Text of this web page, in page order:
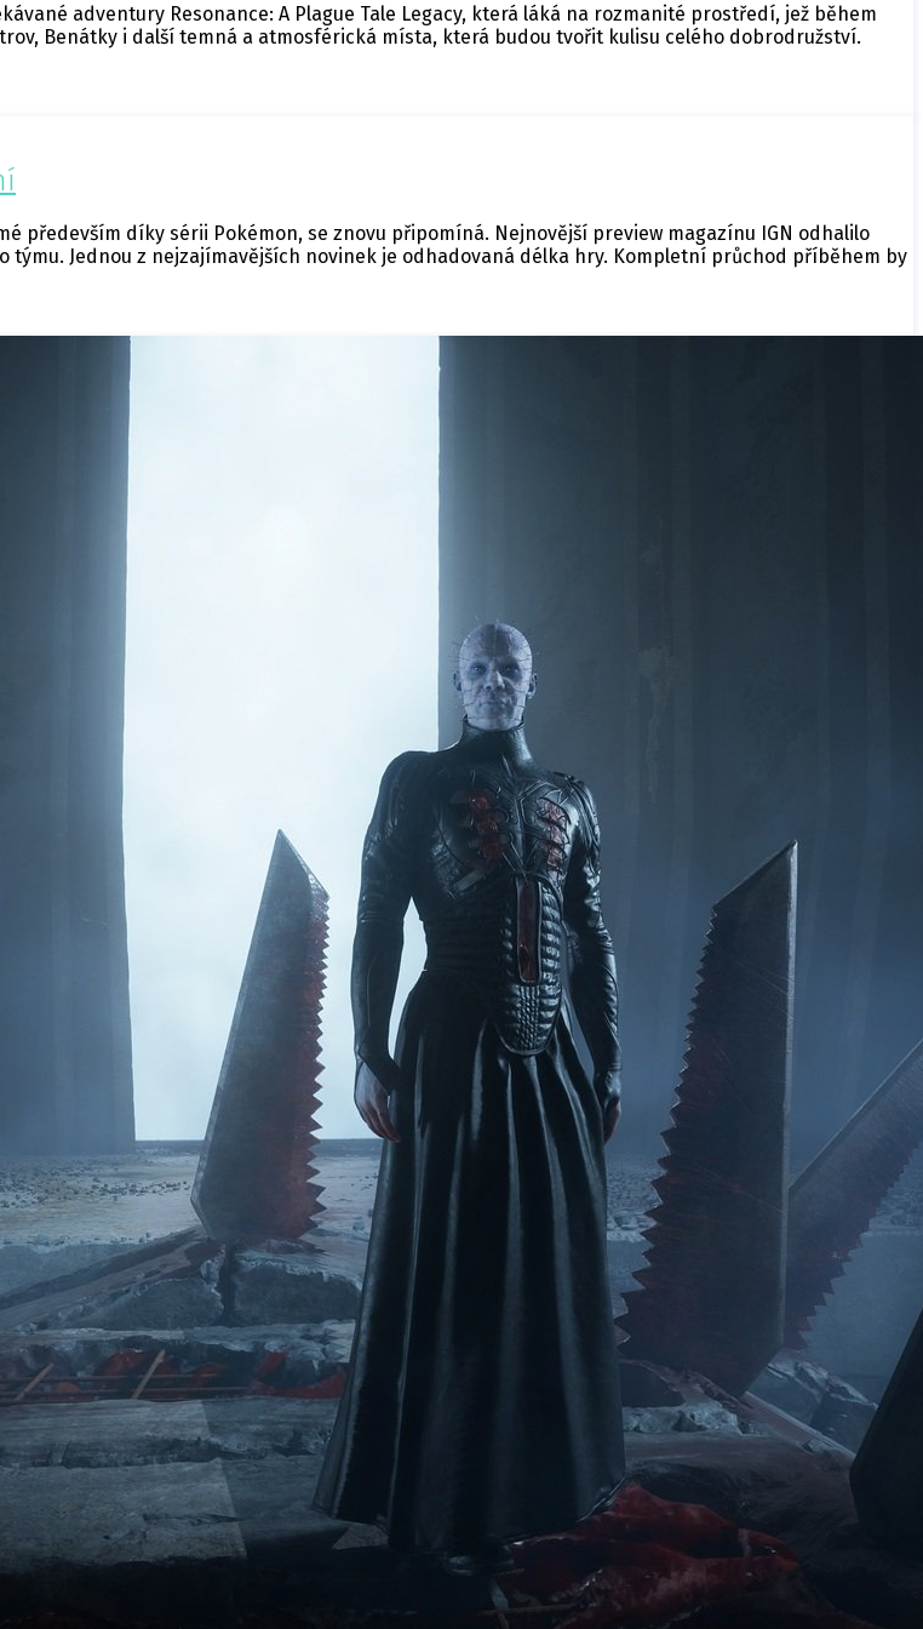
adventury Resonance: A Plague Tale Legacy, která láká na rozmanité prostředí, jež během
Benátky i další temná a atmosférická místa, která budou tvořit kulisu celého dobrodružství.
především díky sérii Pokémon, se znovu připomíná. Nejnovější preview magazínu IGN odhalilo
Jednou z nejzajímavějších novinek je odhadovaná délka hry. Kompletní průchod příběhem by